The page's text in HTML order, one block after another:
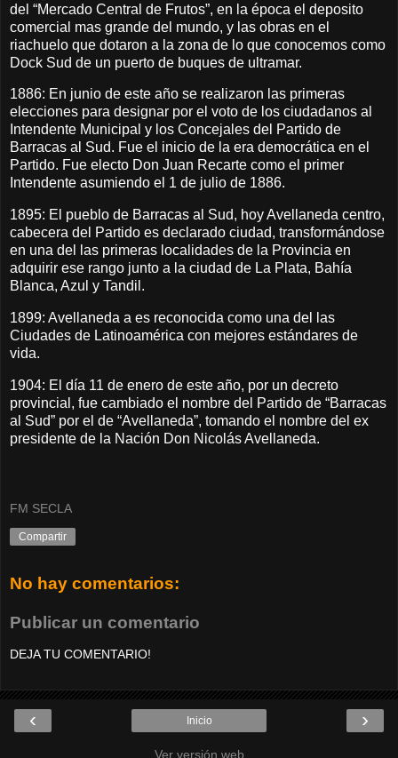
del “Mercado Central de Frutos”, en la época el deposito
comercial mas grande del mundo, y las obras en el
riachuelo que dotaron a la zona de lo que conocemos como
Dock Sud de un puerto de buques de ultramar.
1886: En junio de este año se realizaron las primeras
elecciones para designar por el voto de los ciudadanos al
Intendente Municipal y los Concejales del Partido de
Barracas al Sud. Fue el inicio de la era democrática en el
Partido. Fue electo Don Juan Recarte como el primer
Intendente asumiendo el 1 de julio de 1886.
1895: El pueblo de Barracas al Sud, hoy Avellaneda centro,
cabecera del Partido es declarado ciudad, transformándose
en una del las primeras localidades de la Provincia en
adquirir ese rango junto a la ciudad de La Plata, Bahía
Blanca, Azul y Tandil.
1899: Avellaneda a es reconocida como una del las
Ciudades de Latinoamérica con mejores estándares de
vida.
1904: El día 11 de enero de este año, por un decreto
provincial, fue cambiado el nombre del Partido de “Barracas
al Sud” por el de “Avellaneda”, tomando el nombre del ex
presidente de la Nación Don Nicolás Avellaneda.
FM SECLA
Compartir
No hay comentarios:
Publicar un comentario
DEJA TU COMENTARIO!
‹ ›
Inicio
Ver versión web